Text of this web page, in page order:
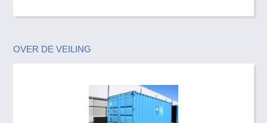
OVER DE VEILING